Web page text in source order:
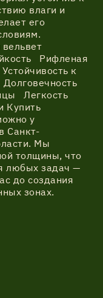
влаги и
его
Рифленая
к
Легкость
Купить
у
Санкт-
Мы
толщины, что
любых задач —
до создания
зонах.